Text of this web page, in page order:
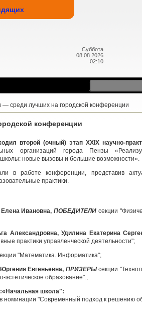
Суббота
08.08.2026
02:10
— среди лучших на городской конференции
конференции
второй (очный) этап XXIX научно-
организаций города Пензы
новые вызовы и большие возможности».
в работе конференции, представив
практики.
Ивановна, ПОБЕДИТЕЛИ секции
Александровна, Удилина Екатерина
практики управленческой деятельности";
"Математика. Информатика";
Евгеньевна, ПРИЗЕРЫсекции
эстетическое образование".;
школа":
в номинации "Современный подход к решению